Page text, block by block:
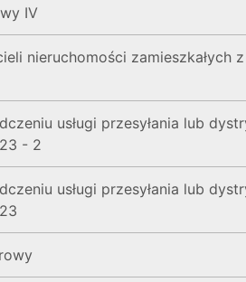
IV
nieruchomości zamieszkałych
usługi przesyłania lub
- 2
usługi przesyłania lub